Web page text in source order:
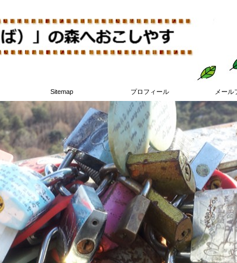
Sitemap プロフィール メール